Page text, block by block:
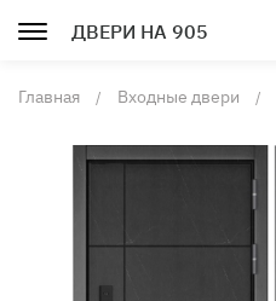
ДВЕРИ НА 905
Главная Входные двери